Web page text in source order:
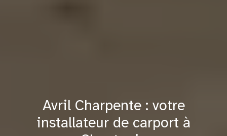
Avril Charpente : votre
installateur de carport à